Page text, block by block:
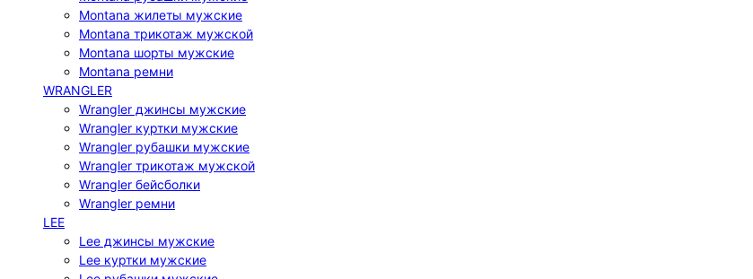
Montana жилеты мужские
Montana трикотаж мужской
Montana шорты мужские
Montana ремни
WRANGLER
Wrangler джинсы мужские
Wrangler куртки мужские
Wrangler рубашки мужские
Wrangler трикотаж мужской
Wrangler бейсболки
Wrangler ремни
LEE
Lee джинсы мужские
Lee куртки мужские